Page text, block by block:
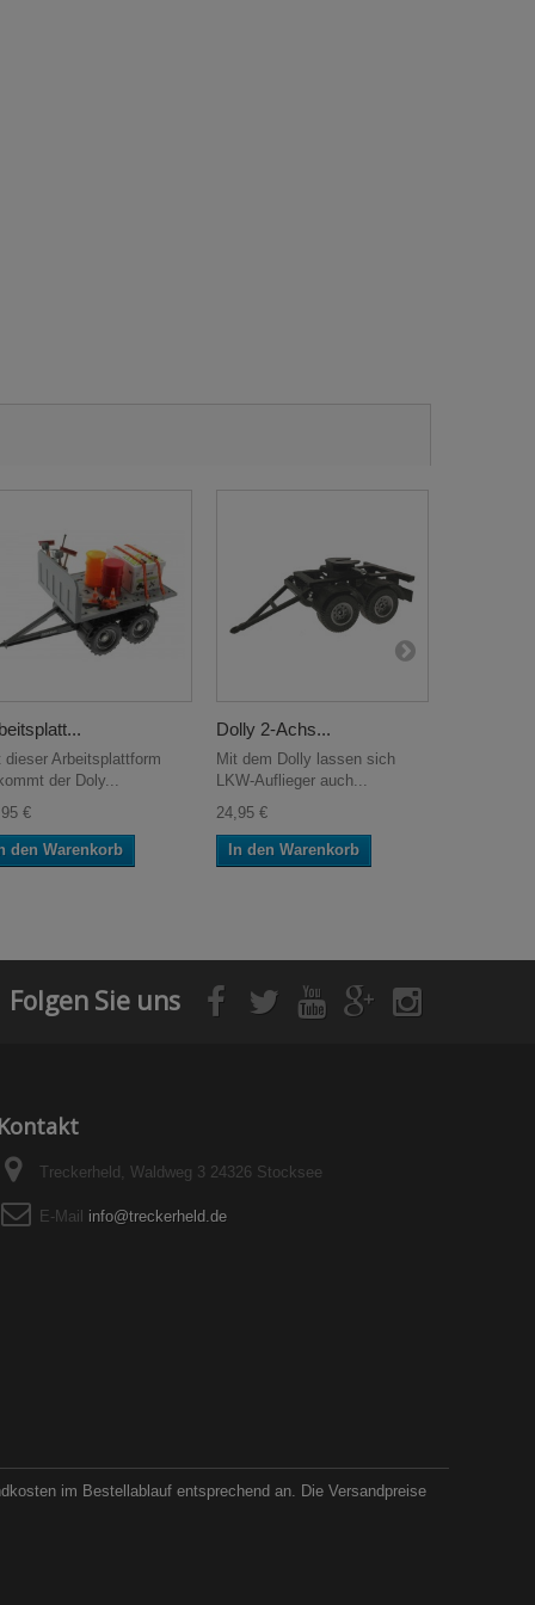
dieser Arbeitsplattform
der Doly...
€
den Warenkorb
Dolly 2-Achs...
Mit dem Dolly lassen sich
LKW-Auflieger auch...
24,95 €
In den Warenkorb
Folgen Sie uns
Kontakt
Treckerheld, Waldweg 3 24326 Stocksee
E-Mail info@treckerheld.de
im Bestellablauf entsprechend an. Die Versandpreise